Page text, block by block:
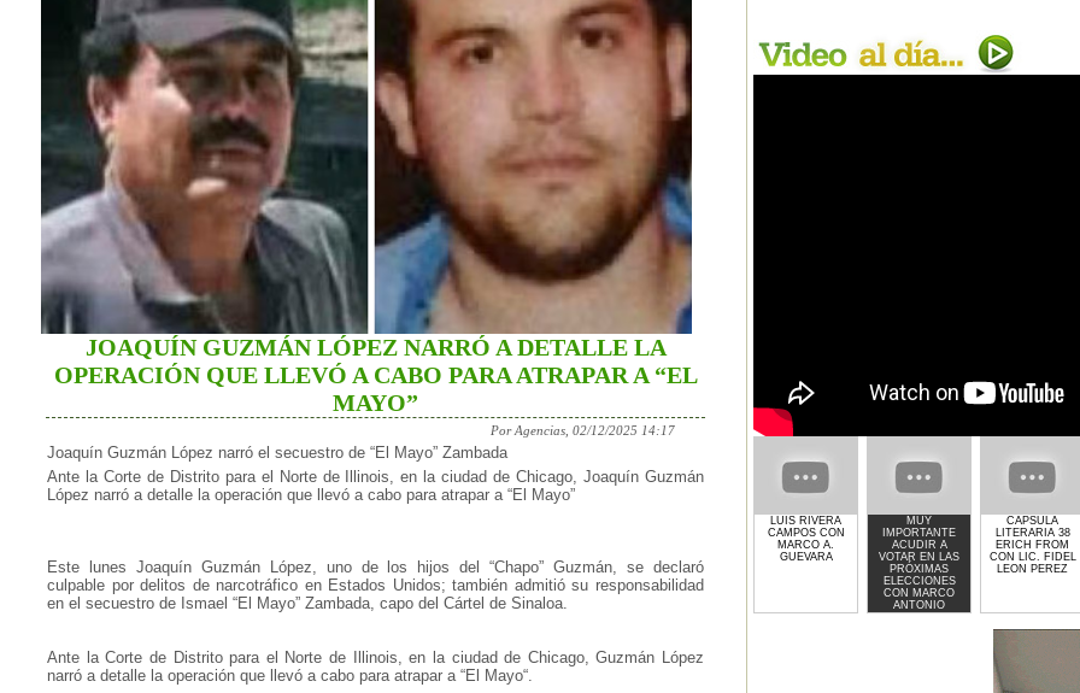
JOAQUÍN GUZMÁN LÓPEZ NARRÓ A DETALLE LA
OPERACIÓN QUE LLEVÓ A CABO PARA ATRAPAR A “EL
MAYO”
Por Agencias, 02/12/2025 14:17
Joaquín Guzmán López narró el secuestro de “El Mayo” Zambada
Ante la Corte de Distrito para el Norte de Illinois, en la ciudad de Chicago, Joaquín Guzmán
López narró a detalle la operación que llevó a cabo para atrapar a “El Mayo”
Este lunes Joaquín Guzmán López, uno de los hijos del “Chapo” Guzmán, se declaró
culpable por delitos de narcotráfico en Estados Unidos; también admitió su responsabilidad
en el secuestro de Ismael “El Mayo” Zambada, capo del Cártel de Sinaloa.
Ante la Corte de Distrito para el Norte de Illinois, en la ciudad de Chicago, Guzmán López
narró a detalle la operación que llevó a cabo para atrapar a “El Mayo“.
LUIS RIVERA
CAMPOS CON
MARCO A.
GUEVARA
MUY
IMPORTANTE
ACUDIR A
VOTAR EN LAS
PRÓXIMAS
ELECCIONES
CON MARCO
ANTONIO
GUEVARA
CAPSULA
LITERARIA 38
ERICH FROM
CON LIC. FIDEL
LEON PEREZ